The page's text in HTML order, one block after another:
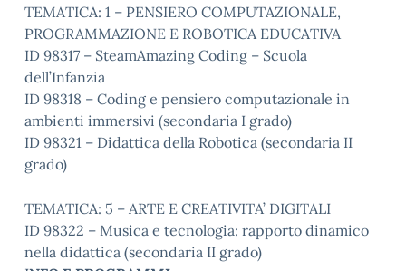
TEMATICA: 1 – PENSIERO COMPUTAZIONALE,
PROGRAMMAZIONE E ROBOTICA EDUCATIVA
ID 98317 – SteamAmazing Coding – Scuola
dell’Infanzia
ID 98318 – Coding e pensiero computazionale in
ambienti immersivi (secondaria I grado)
ID 98321 – Didattica della Robotica (secondaria II
grado)
TEMATICA: 5 – ARTE E CREATIVITA’ DIGITALI
ID 98322 – Musica e tecnologia: rapporto dinamico
nella didattica (secondaria II grado)